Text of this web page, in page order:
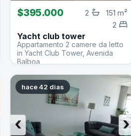
$395.000 151 m²
2
2
Yacht club tower
Appartamento 2 camere da letto
in Yacht Club Tower, Avenida
Balboa
hace 42 dias
›
‹